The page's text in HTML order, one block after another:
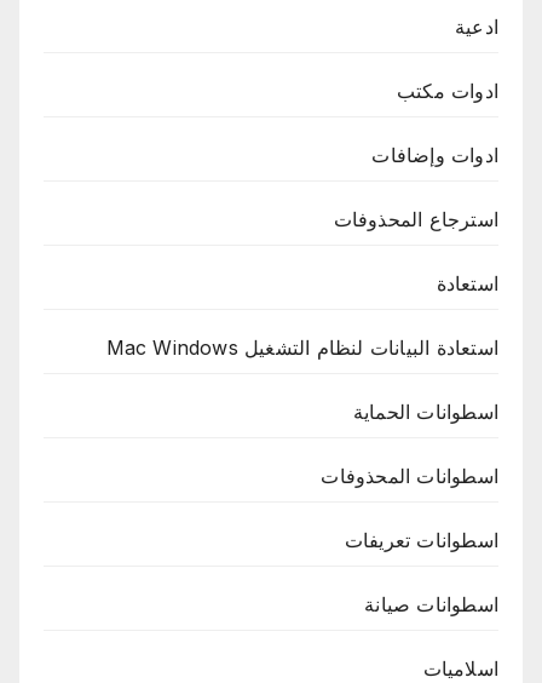
ادعية
ادوات مكتب
ادوات وإضافات
استرجاع المحذوفات
استعادة
استعادة البيانات لنظام التشغيل Mac Windows
اسطوانات الحماية
اسطوانات المحذوفات
اسطوانات تعريفات
اسطوانات صيانة
اسلاميات